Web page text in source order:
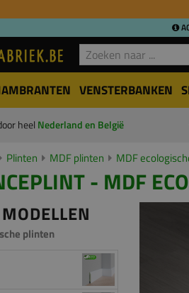
VENSTERBANKEN
heel Nederland en België
Plinten MDF plinten MDF
- MDF
plinten